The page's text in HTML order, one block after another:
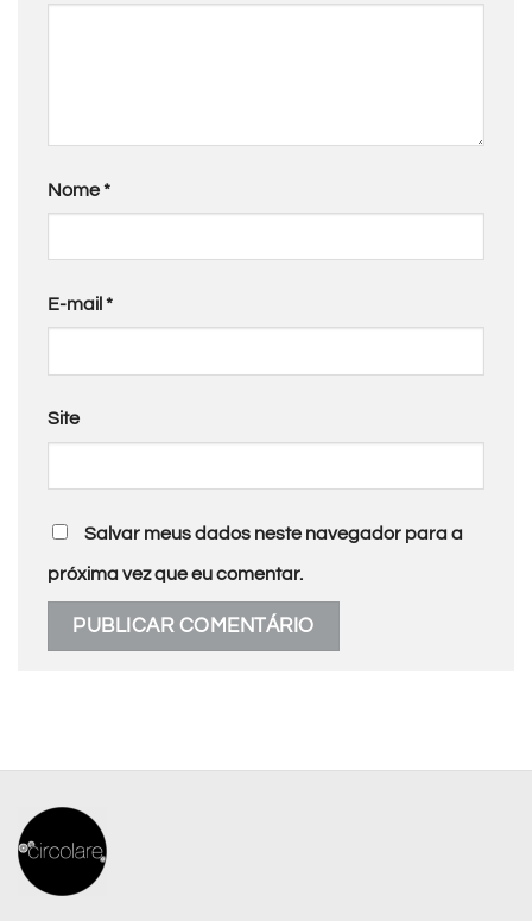
Nome*
E-mail *
Site
Salvar meus dados neste navegador para a
próxima vez que eu comentar.